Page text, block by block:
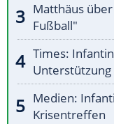
Matthäus
Fußball"
Times:
Unterstützung
Medien:
Krisentreffen